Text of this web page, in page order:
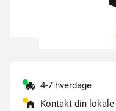
4-7 hverdage
Kontakt din lokale